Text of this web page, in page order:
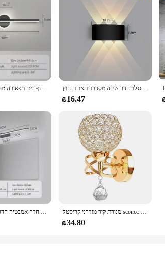
only adds a touch of sophistication to your space
inviting glow. These lights are not only kind to your
for years to come. The lightweight design allows
with a straightforward setup that allows you to
a comprehensive solution for your clients, our
מנורת קיר מוארת מודרנית 40/60 ס "מ מראה שירותים אור שירותים שירותים שחור זהב ארוך גוף בית תפאורה מוארת מנורות ברק למעלה ולמטה הוביל מנורת קיר עמיד למים פנים אור עבור סלון חדר שינה מסדרון תאורת חוץ
₪16.47
מודרני מנורת קיר מוארת קיר תפאורה תאורה 60/80/100 ס "מ אור רצועת ארוך עבור חדר אמבטיה חדר אמבטיה מטבח מנורת קיר מודרני קריסטל sconce קיר e14 ליד מיטת רטרו תעשייתי בית סלון חדר אמבטיה תאורה תפאורה
₪34.80